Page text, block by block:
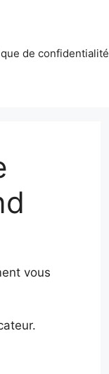
de confidentialité
vous